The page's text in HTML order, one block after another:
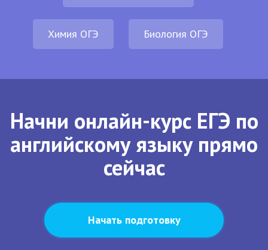
Химия ОГЭ Биология ОГЭ
Начни онлайн-курс ЕГЭ по
английскому языку прямо
сейчас
Начать подготовку